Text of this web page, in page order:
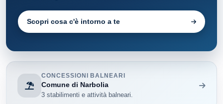
Scopri cosa c'è intorno a te
CONCESSIONI BALNEARI
Comune di Narbolia
3 stabilimenti e attività balneari.